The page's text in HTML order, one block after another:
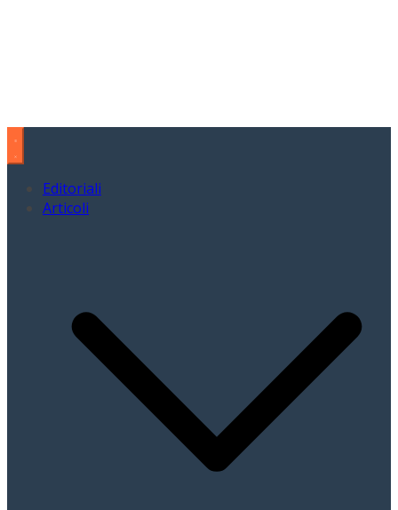
Editoriali
Articoli